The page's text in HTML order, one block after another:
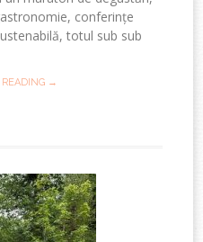
conferințe
totul sub sub
→